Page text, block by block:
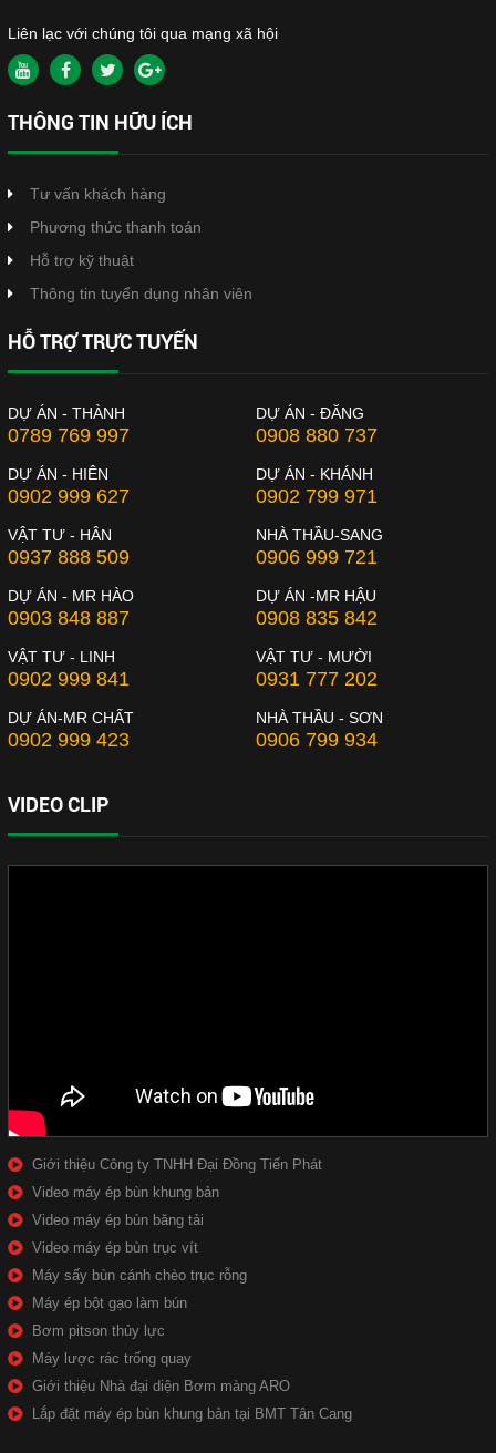
Liên lạc với chúng tôi qua mạng xã hội
THÔNG TIN HỮU ÍCH
Tư vấn khách hàng
Phương thức thanh toán
Hỗ trợ kỹ thuật
Thông tin tuyển dụng nhân viên
HỖ TRỢ TRỰC TUYẾN
DỰ ÁN - THÀNH
0789 769 997
DỰ ÁN - ĐĂNG
0908 880 737
DỰ ÁN - HIÊN
0902 999 627
DỰ ÁN - KHÁNH
0902 799 971
VẬT TƯ - HÂN
0937 888 509
NHÀ THẦU-SANG
0906 999 721
DỰ ÁN - MR HÀO
0903 848 887
DỰ ÁN -MR HẬU
0908 835 842
VẬT TƯ - LINH
0902 999 841
VẬT TƯ - MƯỜI
0931 777 202
DỰ ÁN-MR CHẤT
0902 999 423
NHÀ THẦU - SƠN
0906 799 934
VIDEO CLIP
Giới thiệu Công ty TNHH Đại Đồng Tiến Phát
Video máy ép bùn khung bản
Video máy ép bùn băng tải
Video máy ép bùn trục vít
Máy sấy bùn cánh chèo trục rỗng
Máy ép bột gạo làm bún
Bơm pitson thủy lực
Máy lược rác trống quay
Giới thiệu Nhà đại diện Bơm màng ARO
Lắp đặt máy ép bùn khung bản tại BMT Tân Cang